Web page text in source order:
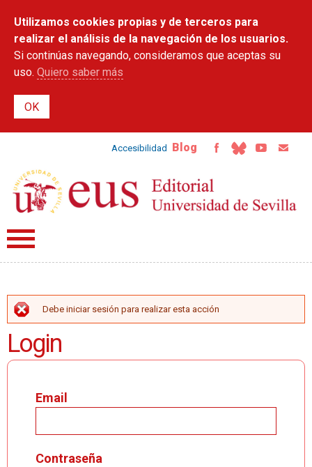
contenido
principal
Utilizamos cookies propias y de terceros para
realizar el análisis de la navegación de los usuarios.
Si continúas navegando, consideramos que aceptas su
uso. Quiero saber más
Accesibilidad Blog
MENSAJE DE ERROR
Debe iniciar sesión para realizar esta acción
Login
Email
Contraseña